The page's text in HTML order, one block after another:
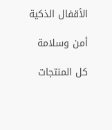
الأقفال الذكية
أمن وسلامة
كل المنتجات